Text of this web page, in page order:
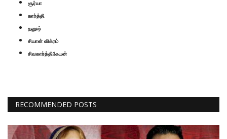
சூர்யா
கார்த்தி
தனுஷ்
சியான் விக்ரம்
சிவகார்த்திகேயன்
RECOMMENDED POSTS